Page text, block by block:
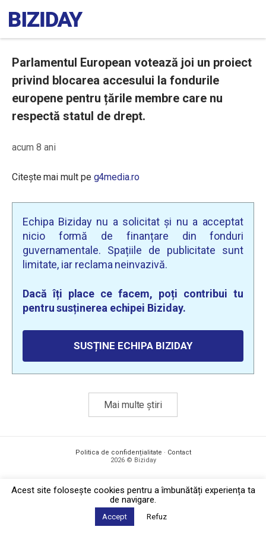
Parlamentul European votează joi un proiect
privind blocarea accesului la fondurile
europene pentru țările membre care nu
respectă statul de drept.
acum 8 ani
Citește mai mult pe g4media.ro
Echipa Biziday nu a solicitat și nu a acceptat
nicio formă de finanțare din fonduri
guvernamentale. Spațiile de publicitate sunt
limitate, iar reclama neinvazivă.
Dacă îți place ce facem, poți contribui tu
pentru susținerea echipei Biziday.
SUSȚINE ECHIPA BIZIDAY
Mai multe știri
Politica de confidențialitate · Contact
2026 © Biziday
Acest site foloseşte cookies pentru a îmbunătăți experiența ta
de navigare.
Accept Refuz